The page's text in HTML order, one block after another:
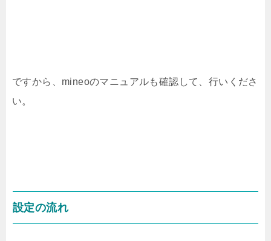
ですから、mineoのマニュアルも確認して、行いくださ
い。
設定の流れ